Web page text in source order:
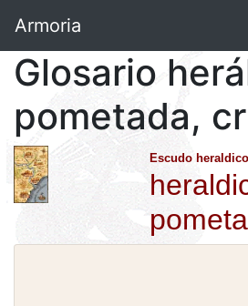
Armoria
Glosario
pometada,
Escudo